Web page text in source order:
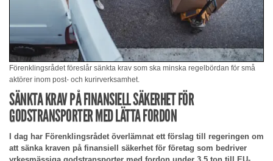
Förenklingsrådet föreslår sänkta krav som ska minska regelbördan för små
aktörer inom post- och kurirverksamhet.
SÄNKTA KRAV PÅ FINANSIELL SÄKERHET FÖR
GODSTRANSPORTER MED LÄTTA FORDON
I dag har Förenklingsrådet överlämnat ett förslag till regeringen om
att sänka kraven på finansiell säkerhet för företag som bedriver